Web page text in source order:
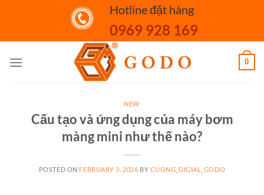
Hotline đặt hàng
0969 928 169
0
NEW
Cấu tạo và ứng dụng của máy bơm
màng mini như thế nào?
POSTED ON FEBRUARY 3, 2026 BY CUONG_DIGIAL_GODO